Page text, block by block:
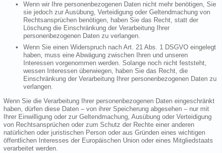
Wenn wir Ihre personenbezogenen Daten nicht mehr benötigen, Sie
sie jedoch zur Ausübung, Verteidigung oder Geltendmachung von
Rechtsansprüchen benötigen, haben Sie das Recht, statt der
Löschung die Einschränkung der Verarbeitung Ihrer
personenbezogenen Daten zu verlangen.
Wenn Sie einen Widerspruch nach Art. 21 Abs. 1 DSGVO eingelegt
haben, muss eine Abwägung zwischen Ihren und unseren
Interessen vorgenommen werden. Solange noch nicht feststeht,
wessen Interessen überwiegen, haben Sie das Recht, die
Einschränkung der Verarbeitung Ihrer personenbezogenen Daten zu
verlangen.
Wenn Sie die Verarbeitung Ihrer personenbezogenen Daten eingeschränkt
haben, dürfen diese Daten – von ihrer Speicherung abgesehen – nur mit
Ihrer Einwilligung oder zur Geltendmachung, Ausübung oder Verteidigung
von Rechtsansprüchen oder zum Schutz der Rechte einer anderen
natürlichen oder juristischen Person oder aus Gründen eines wichtigen
öffentlichen Interesses der Europäischen Union oder eines Mitgliedstaats
verarbeitet werden.